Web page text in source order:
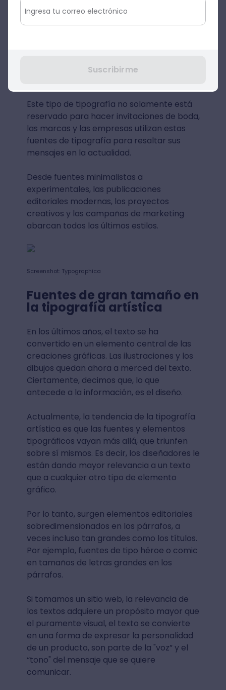
personas han estado deseando durante
estos tiempos inciertos.
símbolos, números y ascensos significa que
Este tipo de tipografía no solamente está
reservado para hacer invitaciones de boda,
las marcas y las empresas utilizan estas
fuentes de tipografía para resaltar sus
mensajes en la actualidad.
Desde fuentes minimalistas a
experimentales, las publicaciones
editoriales modernas, los proyectos
creativos y las campañas de marketing
abarcan todos los últimos estilos.
Screenshot: Typographica
Fuentes de gran tamaño en
la tipografía artística
En los últimos años, el texto se ha
convertido en un elemento central de las
creaciones gráficas. Las ilustraciones y los
dibujos quedan ahora a merced del texto.
Ciertamente, decimos que, lo que
antecede a la información, es el diseño.
Actualmente, la tendencia de la tipografía
artística es que las fuentes y elementos
tipográficos vayan más allá, que triunfen
sobre sí mismos. Es decir, los diseñadores le
están dando mayor relevancia a un texto
que a cualquier otro tipo de elemento
gráfico.
Por lo tanto, surgen elementos editoriales
sobredimensionados ​​en los párrafos, a
veces incluso tan grandes como los títulos.
Por ejemplo, fuentes de tipo héroe o comic
en tamaños de letras grandes en los
párrafos.
Si tomamos un sitio web, la relevancia de
los textos adquiere un propósito mayor que
el puramente visual, el texto se convierte
en una forma de expresar la personalidad
de un producto, son parte de la "voz” y el
“tono" del mensaje que se quiere
comunicar.
Suscribirme